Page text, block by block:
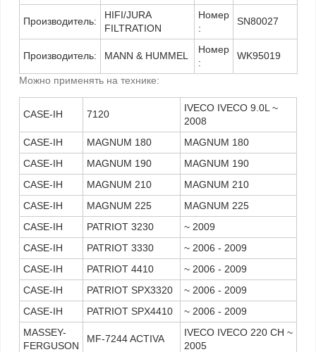
Производитель:
HIFI/JURA
FILTRATION
Номер
:
SN80027
Производитель: MANN & HUMMEL
Номер
:
WK95019
Можно применять на технике:
CASE-IH 7120
IVECO IVECO 9.0L ~
2008
CASE-IH
MAGNUM 180
MAGNUM 180
CASE-IH
MAGNUM 190
MAGNUM 190
CASE-IH
MAGNUM 210
MAGNUM 210
CASE-IH
MAGNUM 225
MAGNUM 225
CASE-IH
PATRIOT 3230
~ 2009
CASE-IH
PATRIOT 3330
~ 2006 - 2009
CASE-IH
PATRIOT 4410
~ 2006 - 2009
CASE-IH
PATRIOT SPX3320
~ 2006 - 2009
CASE-IH
PATRIOT SPX4410
~ 2006 - 2009
MASSEY-
FERGUSON
MF-7244 ACTIVA
IVECO IVECO 220 CH ~
2005